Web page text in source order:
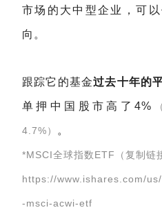
市场的大中型企业，可
向。
跟踪它的基金过去十年的
单押中国股市高了4%
4.7%） 。
*MSCI全球指数ETF（复制链
https://www.ishares.com/
-msci-acwi-etf